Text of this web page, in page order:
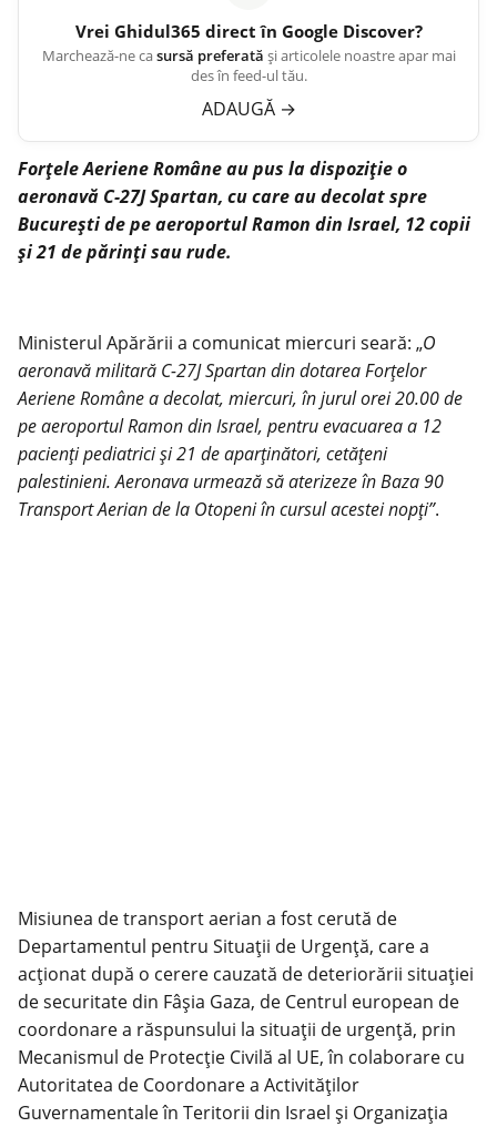
Vrei Ghidul365 direct în Google Discover?
Marchează-ne casursă preferată și articolele noastre apar mai
des în feed-ul tău.
ADAUGĂ →
Forţele Aeriene Române au pus la dispoziție o
aeronavă C-27J Spartan, cu care au decolat spre
București de pe aeroportul Ramon din Israel, 12 copii
şi 21 de părinți sau rude.
Ministerul Apărării a comunicat miercuri seară: „O
aeronavă militară C-27J Spartan din dotarea Forţelor
Aeriene Române a decolat, miercuri, în jurul orei 20.00 de
pe aeroportul Ramon din Israel, pentru evacuarea a 12
pacienţi pediatrici şi 21 de aparţinători, cetăţeni
palestinieni. Aeronava urmează să aterizeze în Baza 90
Transport Aerian de la Otopeni în cursul acestei nopţi”.
Misiunea de transport aerian a fost cerută de
Departamentul pentru Situaţii de Urgenţă, care a
acţionat după o cerere cauzată de deteriorării situaţiei
de securitate din Fâşia Gaza, de Centrul european de
coordonare a răspunsului la situaţii de urgenţă, prin
Mecanismul de Protecţie Civilă al UE, în colaborare cu
Autoritatea de Coordonare a Activităţilor
Guvernamentale în Teritorii din Israel și Organizaţia